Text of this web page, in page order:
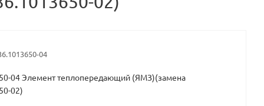
04
04 Элемент теплопередающий (ЯМЗ)(замена
02)